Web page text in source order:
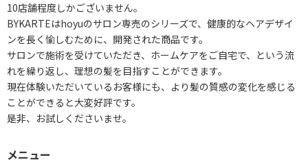
10店舗程度しかございません。
BYKARTEはhoyuのサロン専売のシリーズで、健康的なヘアデザイ
ンを長く愉しむために、開発された商品です。
サロンで施術を受けていただき、ホームケアをご自宅で、という流
れを繰り返し、理想の髪を目指すことができます。
現在体験いただいているお客様にも、より髪の質感の変化を感じる
ことができると大変好評です。
是非、お試しくださいませ。
メニュー